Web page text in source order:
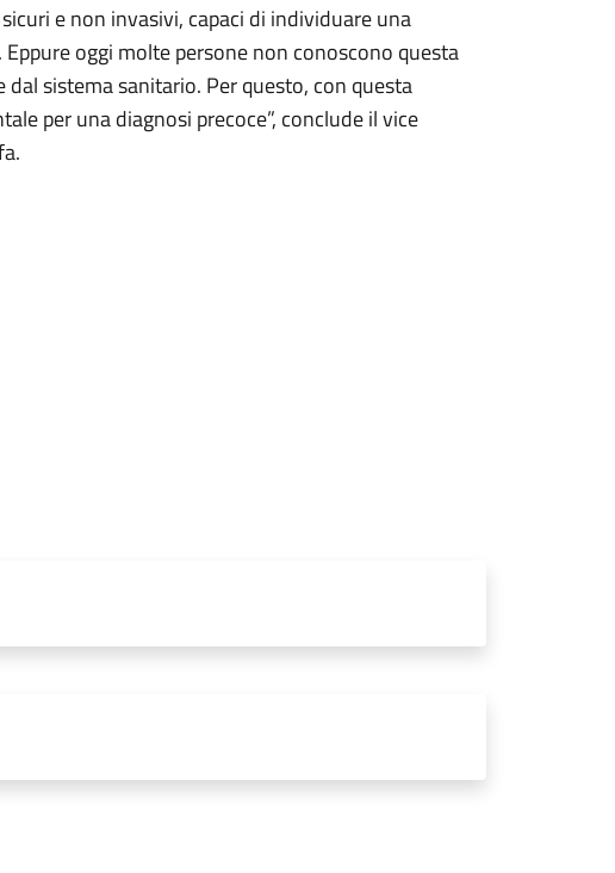
e non invasivi, capaci di individuare una
oggi molte persone non conoscono questa
sistema sanitario. Per questo, con questa
per una diagnosi precoce”, conclude il vice